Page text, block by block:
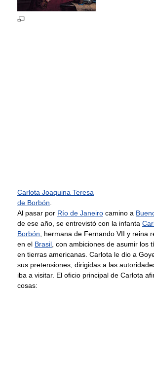
Carlota Joaquina Teresa
de Borbón
Al pasar por Río de Janeiro camino a
de ese año, se entrevistó con la infanta
Borbón , hermana de Fernando VII y reina
en el Brasil , con ambiciones de asumir los
en tierras americanas. Carlota le dio a
sus pretensiones, dirigidas a las
iba a visitar. El oficio principal de Carlota
cosas: